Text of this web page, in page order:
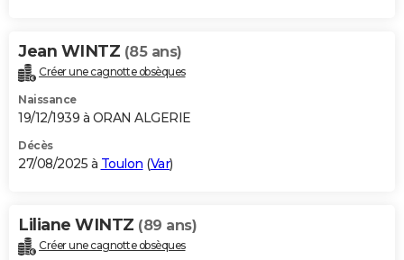
Carte de Noël
Carte Bonne année
Carte Saint-Valentin
Carte Pâques
Carte d'anniversaire
DICTIONNAIRE
Dictionnaire
Biographies
Citations
Expressions
Proverbes
PROGRAMME TV
S'inscrire
Se connecter
Lycées
Collèges
Primaires
Universités
Entreprises
Service militaire
Avis de recherche
AVIS DE DÉCÈS
Bricolage
Lifestyle
Culture
Sport
Auto
Television
Voyage
Cinema
Jean WINTZ (85 ans)
Créer une cagnotte obsèques
Naissance
19/12/1939 à ORAN ALGERIE
Décès
27/08/2025 à Toulon (Var)
Liliane WINTZ (89 ans)
Créer une cagnotte obsèques